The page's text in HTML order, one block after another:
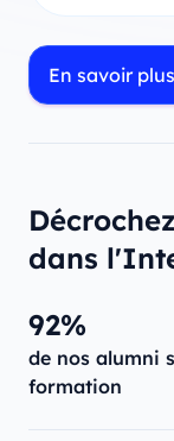
En savoir plus
dans
92%
de nos alumni
formation